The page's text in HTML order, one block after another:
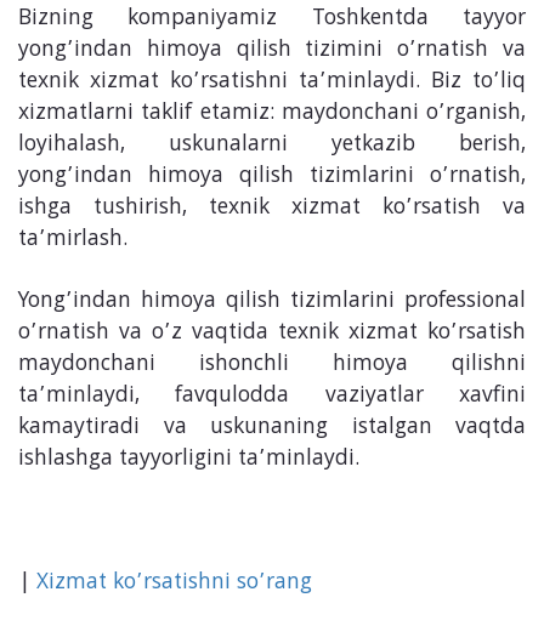
Bizning kompaniyamiz Toshkentda tayyor
yong’indan himoya qilish tizimini o’rnatish va
texnik xizmat ko’rsatishni ta’minlaydi. Biz to’liq
xizmatlarni taklif etamiz: maydonchani o’rganish,
loyihalash, uskunalarni yetkazib berish,
yong’indan himoya qilish tizimlarini o’rnatish,
ishga tushirish, texnik xizmat ko’rsatish va
ta’mirlash.
Yong’indan himoya qilish tizimlarini professional
o’rnatish va o’z vaqtida texnik xizmat ko’rsatish
maydonchani ishonchli himoya qilishni
ta’minlaydi, favqulodda vaziyatlar xavfini
kamaytiradi va uskunaning istalgan vaqtda
ishlashga tayyorligini ta’minlaydi.
| Xizmat ko’rsatishni so’rang